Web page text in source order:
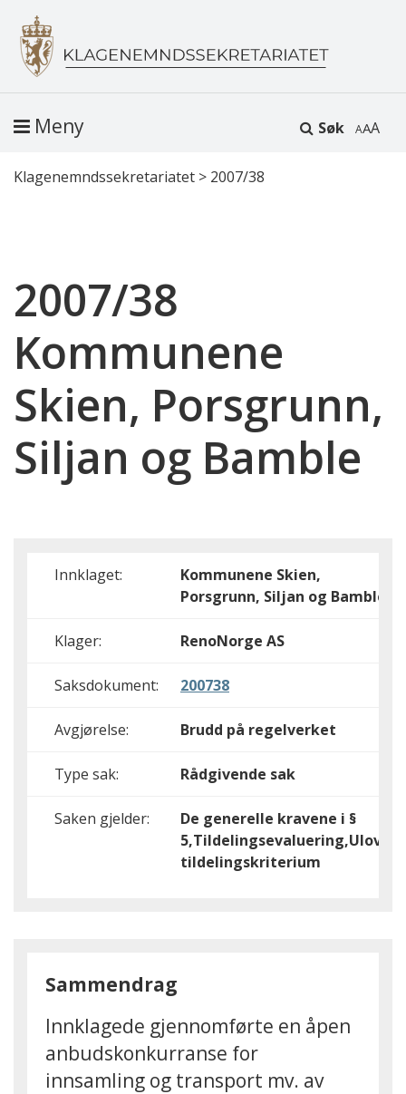
Søk A
Meny
Klagenemndssekretariatet > 2007/38
2007/38
Kommunene
Skien, Porsgrunn,
Siljan og Bamble
Innklaget:
Kommunene Skien,
Porsgrunn, Siljan og Bamble
Klager: RenoNorge AS
Saksdokument: 200738
Avgjørelse: Brudd på regelverket
Type sak: Rådgivende sak
Saken gjelder:
De generelle kravene i §
5,Tildelingsevaluering,Ulovlig
tildelingskriterium
Sammendrag
Innklagede gjennomførte en åpen
anbudskonkurranse for
innsamling og transport mv. av